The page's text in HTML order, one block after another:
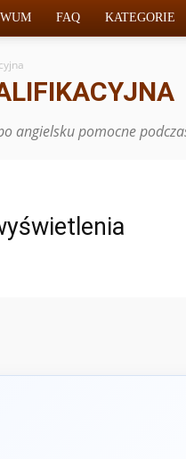
FAQ KATEGORIE
angielsku pomocne